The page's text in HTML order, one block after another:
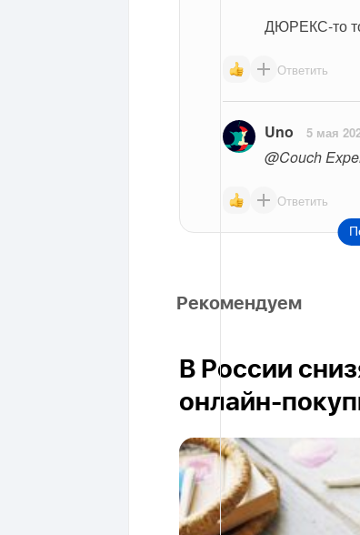
ДЮРЕКС-то
Ответить
Uno 5 мая
@Couch
Ответить
Рекомендуем
В России
онлайн-